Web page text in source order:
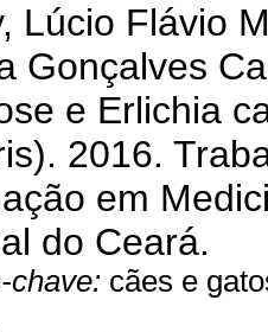
Lúcio Flávio
Gonçalves
e Erlichia
2016.
em
do Ceará.
chave: cães e